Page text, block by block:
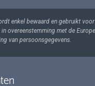
enkel bewaard en gebruikt
overeenstemming met de
van persoonsgegevens.